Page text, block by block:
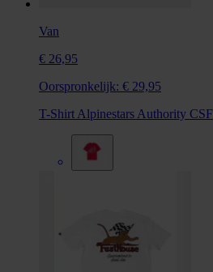
Van
€ 26,95
Oorspronkelijk: € 29,95
T-Shirt Alpinestars Authority CSF